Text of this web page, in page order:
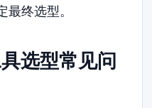
终选型。
选型常见问